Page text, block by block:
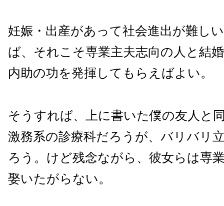
妊娠・出産があって社会進出が難し
ば、それこそ専業主夫志向の人と結
内助の功を発揮してもらえばよい。
そうすれば、上に書いた僕の友人と
激務系の診療科だろうが、バリバリ
ろう。けど残念ながら、彼女らは専
娶いたがらない。